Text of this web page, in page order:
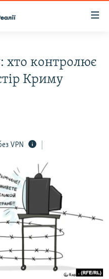
хто контролює
Криму
VPN